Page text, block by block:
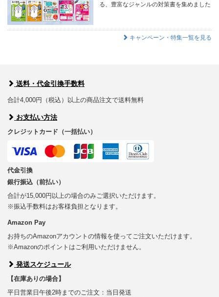
る、豊富なジャンルの対策書を集めました
キャンペーン・特集一覧を見る
送料・代金引換手数料
合計4,000円（税込）以上の商品注文で送料無料
お支払い方法
クレジットカード（一括払い）
代金引換
銀行振込（前払い）
合計が15,000円以上の場合のみご選択いただけます。
※振込手数料はお客様負担となります。
Amazon Pay
お持ちのAmazonアカウントの情報を使ってご注文いただけます。
※Amazonのポイントはご利用いただけません。
発送スケジュール
【在庫ありの場合】
平日営業日午後2時までのご注文：当日発送